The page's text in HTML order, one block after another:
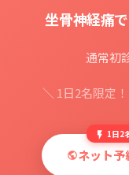
坐骨神経痛
通常初
＼ 1日2名限定
1日2
ネット